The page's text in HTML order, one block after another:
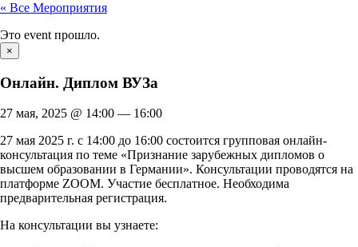
« Все Мероприятия
Это event прошло.
×
Онлайн. Диплом ВУЗа
27 мая, 2025 @ 14:00 — 16:00
27 мая 2025 г. с 14:00 до 16:00 состоится групповая онлайн-
консультация по теме «Признание зарубежных дипломов о
высшем образовании в Германии». Консультации проводятся на
платформе ZOOM. Участие бесплатное. Необходима
предварительная регистрация.
На консультации вы узнаете: